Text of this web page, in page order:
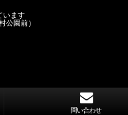
います
公園前）
問い合わせ